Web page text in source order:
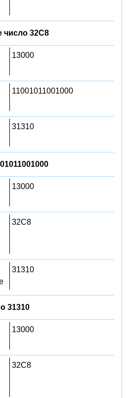
число 32C8
13000
11001011001000
31310
13000
32C8
31310
31310
13000
32C8